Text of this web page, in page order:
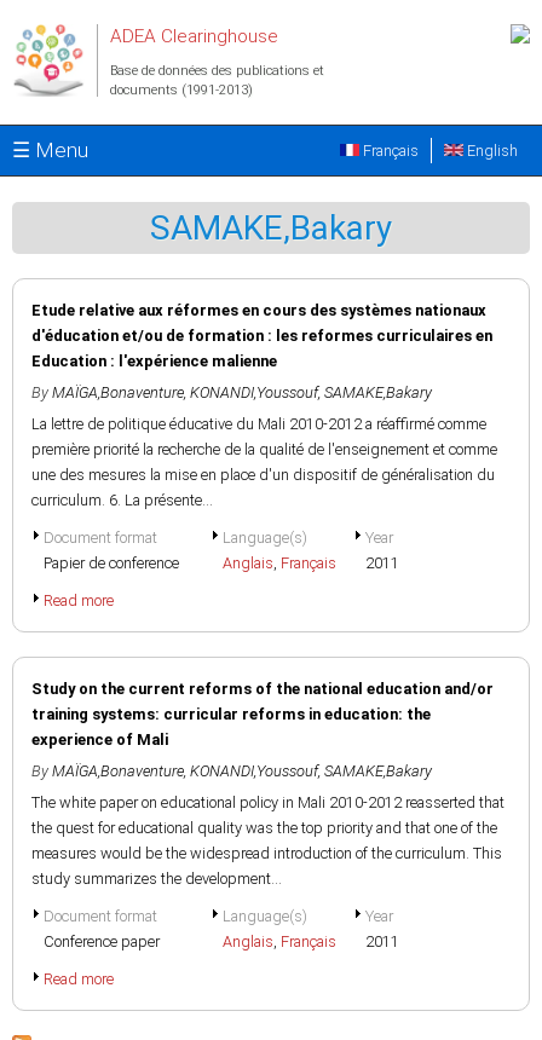
ADEA Clearinghouse
Base de données des publications et
documents (1991-2013)
☰ Menu English
Français
SAMAKE,Bakary
Etude relative aux réformes en cours des systèmes nationaux
d'éducation et/ou de formation : les reformes curriculaires en
Education : l'expérience malienne
By MAÏGA,Bonaventure, KONANDI,Youssouf, SAMAKE,Bakary
La lettre de politique éducative du Mali 2010-2012 a réaffirmé comme
première priorité la recherche de la qualité de l'enseignement et comme
une des mesures la mise en place d'un dispositif de généralisation du
curriculum. 6. La présente...
Document format
Papier de conference
Language(s)
Anglais, Français
Year
2011
Read more
Study on the current reforms of the national education and/or
training systems: curricular reforms in education: the
experience of Mali
By MAÏGA,Bonaventure, KONANDI,Youssouf, SAMAKE,Bakary
The white paper on educational policy in Mali 2010-2012 reasserted that
the quest for educational quality was the top priority and that one of the
measures would be the widespread introduction of the curriculum. This
study summarizes the development...
Document format
Conference paper
Language(s)
Anglais, Français
Year
2011
Read more